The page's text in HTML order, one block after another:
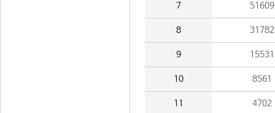
7 51609
8 31782
9 15531
10 8561
11 4702